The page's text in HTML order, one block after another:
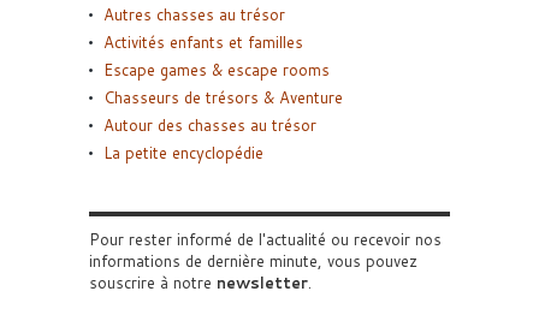
Autres chasses au trésor
Activités enfants et familles
Escape games & escape rooms
Chasseurs de trésors & Aventure
Autour des chasses au trésor
La petite encyclopédie
Pour rester informé de l'actualité ou recevoir nos
informations de dernière minute, vous pouvez
souscrire à notre newsletter.